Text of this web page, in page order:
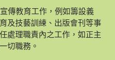
傳教育工作，例如籌設義
及技藝訓練、出版會刊等事
處理職責內之工作，如正主
切職務。